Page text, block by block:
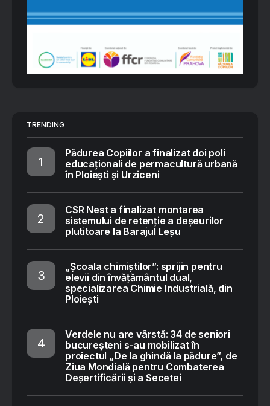
TRENDING
Pădurea Copiilor a finalizat doi poli
educaționali de permacultură urbană
în Ploiești și Urziceni
CSR Nest a finalizat montarea
sistemului de retenție a deșeurilor
plutitoare la Barajul Leșu
„Școala chimiștilor”: sprijin pentru
elevii din învățământul dual,
specializarea Chimie Industrială, din
Ploiești
Verdele nu are vârstă: 34 de seniori
bucureșteni s-au mobilizat în
proiectul „De la ghindă la pădure”, de
Ziua Mondială pentru Combaterea
Deșertificării și a Secetei